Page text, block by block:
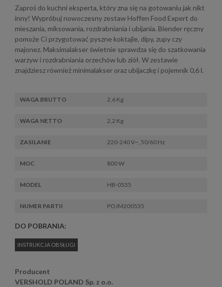
Zaproś do kuchni eksperta, który zna się na gotowaniu jak nikt
inny! Wypróbuj nowoczesny zestaw Hoffen Food Expert do
mieszania, miksowania, rozdrabniania i ubijania. Blender ręczny
pomoże Ci przygotować pyszne koktajle, dipy, zupy czy
majonez. Maksimalakser świetnie sprawdza się do szatkowania
warzyw i rozdrabniania orzechów lub ziół. W zestawie
znajdziesz również minimalakser oraz ubijaczkę i pojemnik 0,6 l.
WAGA BRUTTO 2,6 Kg
WAGA NETTO 2,2 Kg
ZASILANIE 220-240 V~, 50/60 Hz
MOC 800 W
MODEL HB-0535
NUMER PARTII POJM200535
DO POBRANIA:
INSTRUKCJA OBSŁUGI
Producent
VERSHOLD POLAND Sp. z o.o.